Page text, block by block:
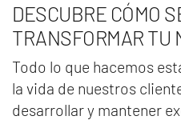
DESCUBRE CÓMO
TRANSFORMAR TU
Todo lo que hacemos
la vida de nuestros
desarrollar y mantener